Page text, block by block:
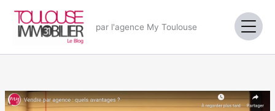
contenu
par l'agence My Toulouse